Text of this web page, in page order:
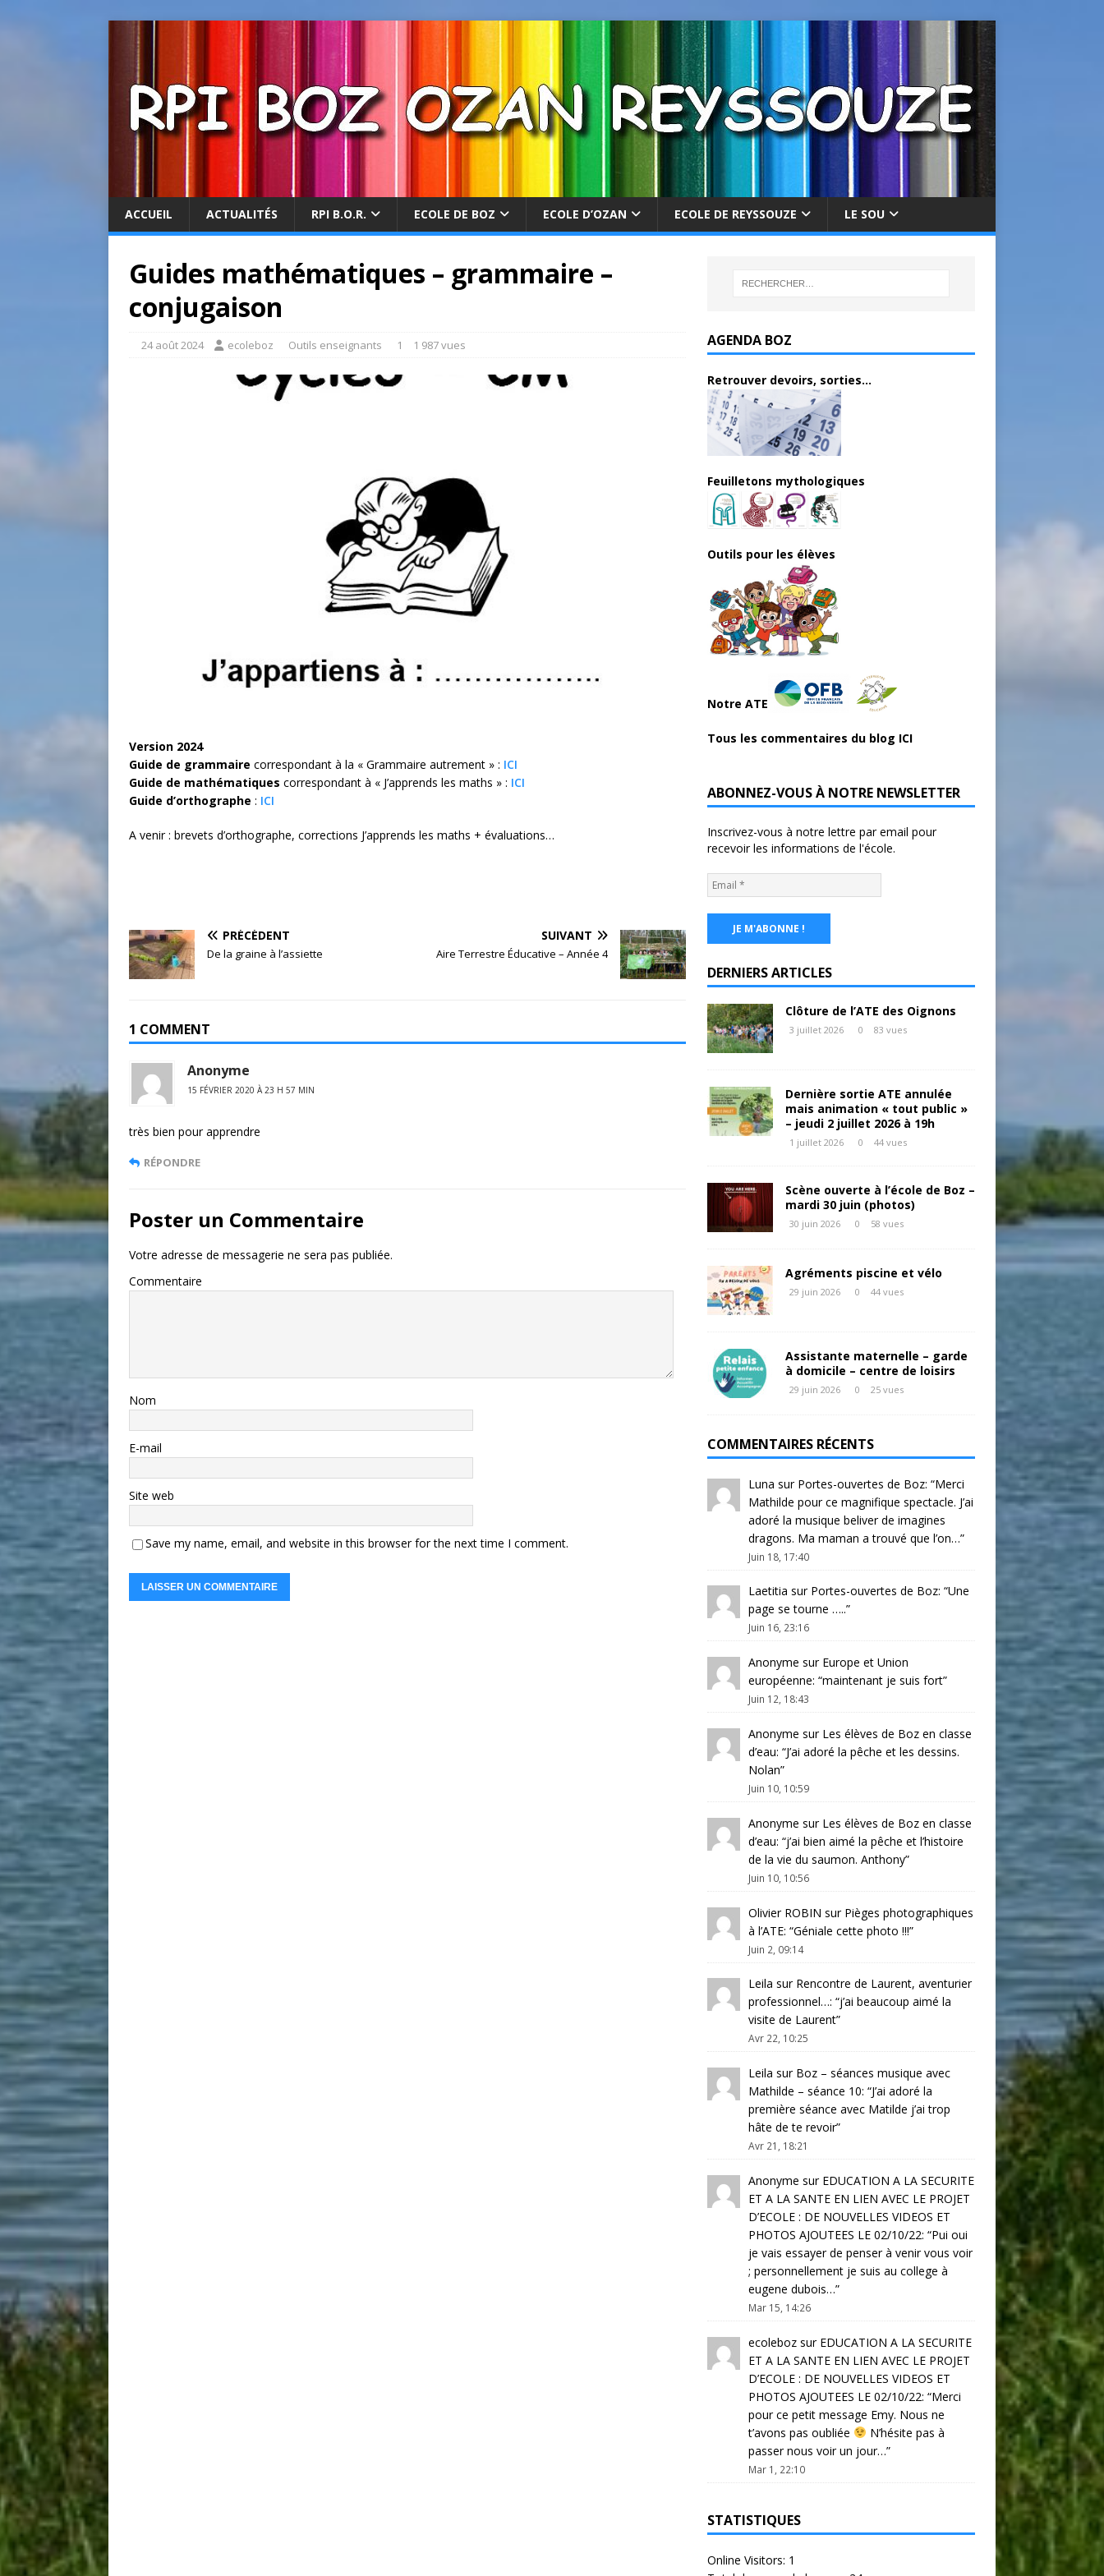
ACCUEIL ACTUALITÉS RPI B.O.R. ECOLE DE BOZ ECOLE D’OZAN ECOLE DE REYSSOUZE LE SOU
Guides mathématiques – grammaire –
conjugaison
24 août 2024 ecoleboz Outils enseignants 1 1 987 vues
Version 2024
Guide de grammaire correspondant à la « Grammaire autrement » : ICI
Guide de mathématiques correspondant à « J’apprends les maths » : ICI
Guide d’orthographe : ICI
A venir : brevets d’orthographe, corrections J’apprends les maths + évaluations…
PRÉCÉDENT
De la graine à l’assiette
SUIVANT
Aire Terrestre Éducative – Année 4
1 COMMENT
Anonyme
15 FÉVRIER 2020 À 23 H 57 MIN
très bien pour apprendre
RÉPONDRE
Poster un Commentaire
Votre adresse de messagerie ne sera pas publiée.
Commentaire
Nom
E-mail
Site web
Save my name, email, and website in this browser for the next time I comment.
AGENDA BOZ
Retrouver devoirs, sorties...
Feuilletons mythologiques
Outils pour les élèves
Notre ATE
Tous les commentaires du blog ICI
ABONNEZ-VOUS À NOTRE NEWSLETTER
Inscrivez-vous à notre lettre par email pour
recevoir les informations de l'école.
DERNIERS ARTICLES
Clôture de l’ATE des Oignons
3 juillet 2026 0 83 vues
Dernière sortie ATE annulée
mais animation « tout public »
– jeudi 2 juillet 2026 à 19h
1 juillet 2026 0 44 vues
Scène ouverte à l’école de Boz –
mardi 30 juin (photos)
30 juin 2026 0 58 vues
Agréments piscine et vélo
29 juin 2026 0 44 vues
Assistante maternelle – garde
à domicile – centre de loisirs
29 juin 2026 0 25 vues
COMMENTAIRES RÉCENTS
Luna sur Portes-ouvertes de Boz: “Merci
Mathilde pour ce magnifique spectacle. J’ai
adoré la musique beliver de imagines
dragons. Ma maman a trouvé que l’on…”
Juin 18, 17:40
Laetitia sur Portes-ouvertes de Boz: “Une
page se tourne …..”
Juin 16, 23:16
Anonyme sur Europe et Union
européenne: “maintenant je suis fort”
Juin 12, 18:43
Anonyme sur Les élèves de Boz en classe
d’eau: “J’ai adoré la pêche et les dessins.
Nolan”
Juin 10, 10:59
Anonyme sur Les élèves de Boz en classe
d’eau: “j’ai bien aimé la pêche et l’histoire
de la vie du saumon. Anthony”
Juin 10, 10:56
Olivier ROBIN sur Pièges photographiques
à l’ATE: “Géniale cette photo !!!”
Juin 2, 09:14
Leila sur Rencontre de Laurent, aventurier
professionnel…: “j’ai beaucoup aimé la
visite de Laurent”
Avr 22, 10:25
Leila sur Boz – séances musique avec
Mathilde – séance 10: “J’ai adoré la
première séance avec Matilde j’ai trop
hâte de te revoir”
Avr 21, 18:21
Anonyme sur EDUCATION A LA SECURITE
ET A LA SANTE EN LIEN AVEC LE PROJET
D’ECOLE : DE NOUVELLES VIDEOS ET
PHOTOS AJOUTEES LE 02/10/22: “Pui oui
je vais essayer de penser à venir vous voir
; personnellement je suis au college à
eugene dubois…”
Mar 15, 14:26
ecolebozsur EDUCATION A LA SECURITE
ET A LA SANTE EN LIEN AVEC LE PROJET
D’ECOLE : DE NOUVELLES VIDEOS ET
PHOTOS AJOUTEES LE 02/10/22: “Merci
pour ce petit message Emy. Nous ne
t’avons pas oubliée
N’hésite pas à
passer nous voir un jour…”
Mar 1, 22:10
STATISTIQUES
Online Visitors: 1